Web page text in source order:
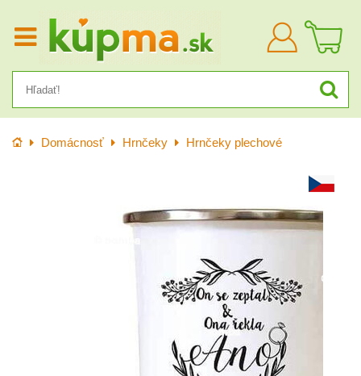
Prihlásiť
sa
Úvod Domácnosť Hrnčeky Hrnčeky plechové